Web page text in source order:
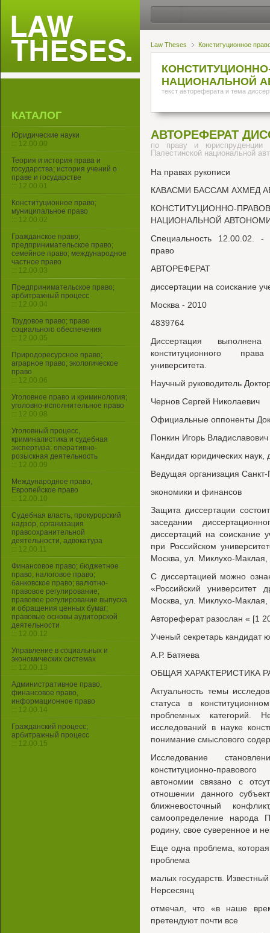
Law Theses Конституционное
НАЦИОНАЛЬНОЙ
текст автореферата и тема
АВТОРЕФЕРАТ
по праву и юриспруденции
Палестинской национальной
На правах рукописи
КАВАСМИ БАССАМ АХМЕД
КОНСТИТУЦИОННО-
НАЦИОНАЛЬНОЙ
Специальность 12.00.02. -
право
АВТОРЕФЕРАТ
диссертации на соискание
Москва - 2010
4839764
Диссертация
конституционного
университета.
Научный руководитель
Чернов Сергей Николаевич
Официальные оппоненты
Понкин Игорь Владиславович
Кандидат юридических
Ведущая организация Санкт-
экономики и финансов
Защита диссертации
заседании
диссертаций на соискание
при Российском
Москва, ул. Миклухо-Маклая,
С диссертацией можно
«Российский
Москва, ул. Миклухо-Маклая,
Автореферат разослан « [1
Ученый секретарь кандидат
А.Р. Батяева
ОБЩАЯ ХАРАКТЕРИСТИКА
Актуальность темы
статуса в
проблемных категорий.
исследований в науке
понимание смыслового
Исследование
конституционно-
автономии связано с
отношении данного
ближневосточный
самоопределение народа
родину, свое суверенное и
Еще одна проблема,
проблема
малых государств.
Нерсесянц
отмечал, что «в наше
претендуют почти все
КАТАЛОГ
Юридические науки
::: 12.00.00
Теория и история права и
государства; история учений о
праве и государстве
::: 12.00.01
Конституционное право;
муниципальное право
::: 12.00.02
Гражданское право;
предпринимательское право;
семейное право; международное
частное право
::: 12.00.03
Предпринимательское право;
арбитражный процесс
::: 12.00.04
Трудовое право; право
социального обеспечения
::: 12.00.05
Природоресурсное право;
аграрное право; экологическое
право
::: 12.00.06
Уголовное право и криминология;
уголовно-исполнительное право
::: 12.00.08
Уголовный процесс,
криминалистика и судебная
экспертиза; оперативно-
розыскная деятельность
::: 12.00.09
Международное право,
Европейское право
::: 12.00.10
Судебная власть, прокурорский
надзор, организация
правоохранительной
деятельности, адвокатура
::: 12.00.11
Финансовое право; бюджетное
право; налоговое право;
банковское право; валютно-
правовое регулирование;
правовое регулирование выпуска
и обращения ценных бумаг;
правовые основы аудиторской
деятельности
::: 12.00.12
Управление в социальных и
экономических системах
::: 12.00.13
Административное право,
финансовое право,
информационное право
::: 12.00.14
Гражданский процесс;
арбитражный процесс
::: 12.00.15